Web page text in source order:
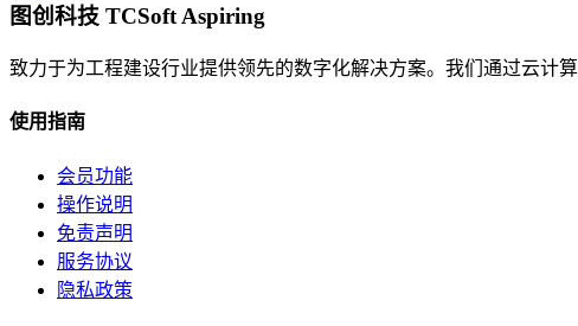
图创科技 TCSoft Aspiring
致力于为工程建设行业提供领先的数字化解决方案。我们通过云计
使用指南
会员功能
操作说明
免责声明
服务协议
隐私政策